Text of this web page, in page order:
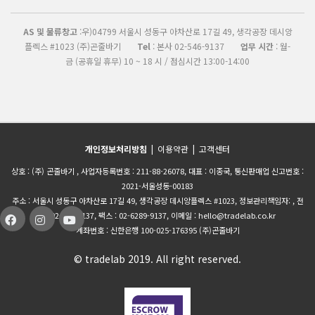
AS 및 물류창고:우)04799 서울시 성동구 아차산로 17길 49, 생각공장 데시앙
플렉스 #1023 (주)곤줄바기
Tel : 본사 02-546-9137 업무 시간 : 월-
금 (공휴일 휴무) 10 ~ 18 시 / 점심시간 13:00-14:00
개인정보처리방침 | 이용약관 | 고객센터
상호 : (주) 곤줄바기 , 사업자등록번호 : 211-88-26078, 대표 : 이종국, 통신판매업 신고번호 :
2021-서울성동-00183
주소 : 서울시 성동구 아차산로 17길 49, 생각공장 데시앙플렉스 #1023, 정보관리책임자: , 전
화 :02-546-9137, 팩스 : 02-6289-9137, 이메일 : hello@tradelab.co.kr
계좌번호 : 신한은행 100-025-176395 (주)곤줄바기
© tradelab 2019. All right reserved.